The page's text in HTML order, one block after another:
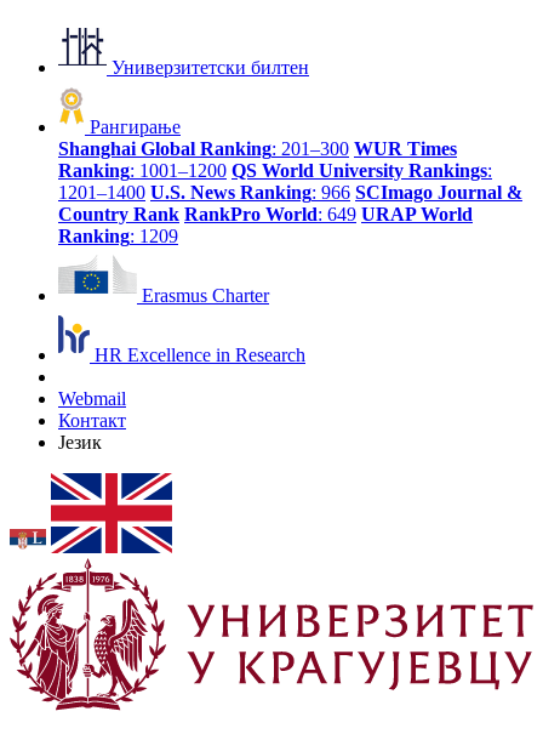
Универзитетски билтен
Рангирање
Shanghai Global Ranking: 201–300 WUR Times
Ranking: 1001–1200 QS World University Rankings:
1201–1400 U.S. News Ranking: 966 SCImago Journal &
Country Rank RankPro World: 649 URAP World
Ranking: 1209
Erasmus Charter
HR Excellence in Research
Webmail
Контакт
Језик